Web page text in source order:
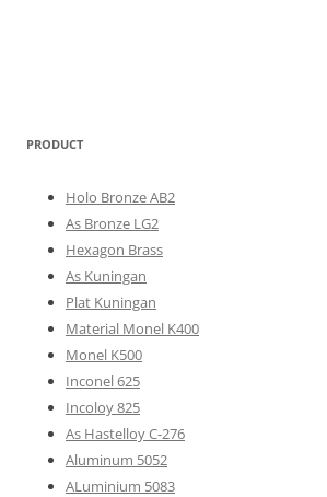
PRODUCT
Holo Bronze AB2
As Bronze LG2
Hexagon Brass
As Kuningan
Plat Kuningan
Material Monel K400
Monel K500
Inconel 625
Incoloy 825
As Hastelloy C-276
Aluminum 5052
ALuminium 5083